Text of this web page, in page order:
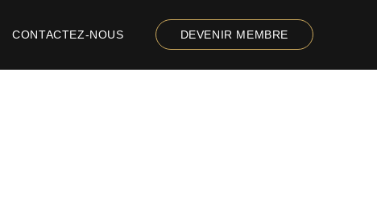
CONTACTEZ-NOUS DEVENIR MEMBRE